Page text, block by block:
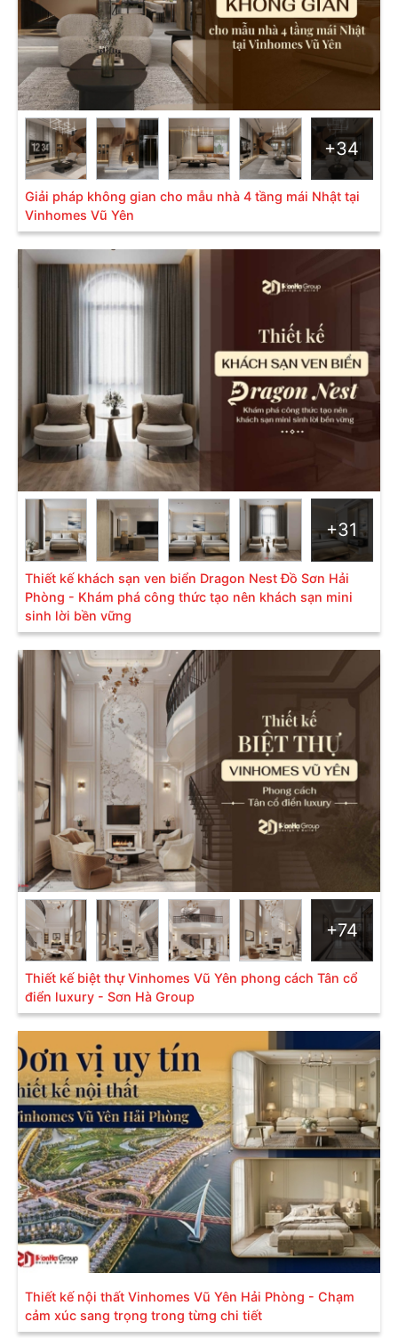
+34
Giải pháp không gian cho mẫu nhà 4 tầng mái Nhật tại
Vinhomes Vũ Yên
+31
Thiết kế khách sạn ven biển Dragon Nest Đồ Sơn Hải
Phòng - Khám phá công thức tạo nên khách sạn mini
sinh lời bền vững
+74
Thiết kế biệt thự Vinhomes Vũ Yên phong cách Tân cổ
điển luxury - Sơn Hà Group
Thiết kế nội thất Vinhomes Vũ Yên Hải Phòng - Chạm
cảm xúc sang trọng trong từng chi tiết